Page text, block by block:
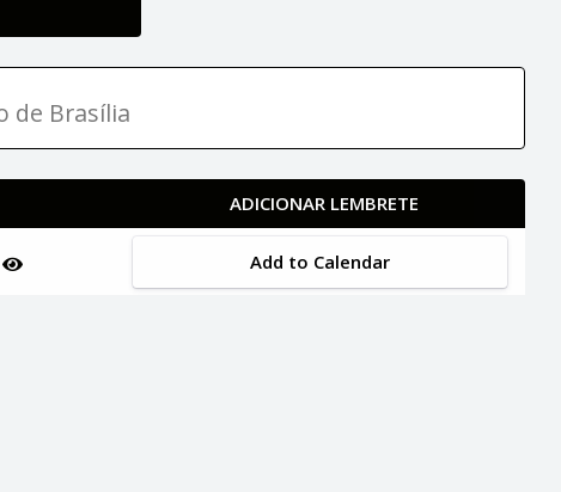
de Brasília
ADICIONAR LEMBRETE
Add to Calendar